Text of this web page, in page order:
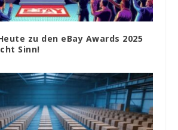
zu den eBay Awards 2025
Sinn!